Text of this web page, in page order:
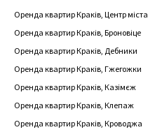
Оренда квартир Краків, Центр міста
Оренда квартир Краків, Броновіце
Оренда квартир Краків, Дебники
Оренда квартир Краків, Гжегожки
Оренда квартир Краків, Казімєж
Оренда квартир Краків, Клепаж
Оренда квартир Краків, Кроводжа